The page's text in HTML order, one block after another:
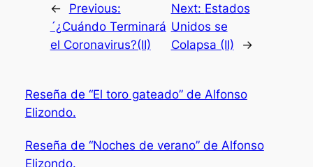
←
Previous:
´¿Cuándo Terminará
el Coronavirus?(II)
Next: Estados
Unidos se
Colapsa (II)
→
Reseña de “El toro gateado” de Alfonso
Elizondo.
Reseña de “Noches de verano” de Alfonso
Elizondo.